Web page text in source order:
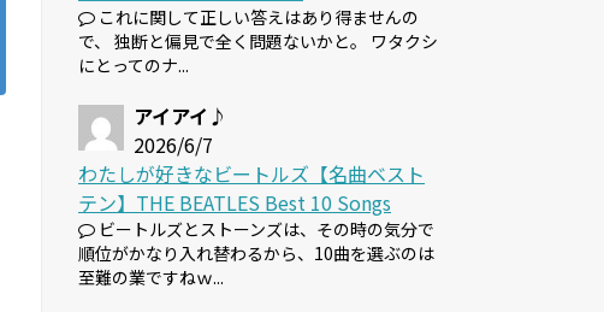
これに関して正しい答えはあり得ませんの
で、 独断と偏見で全く問題ないかと。 ワタクシ
にとってのナ...
アイアイ♪
2026/6/7
わたしが好きなビートルズ【名曲ベスト
テン】THE BEATLES Best 10 Songs
ビートルズとストーンズは、その時の気分で
順位がかなり入れ替わるから、10曲を選ぶのは
至難の業ですねｗ...